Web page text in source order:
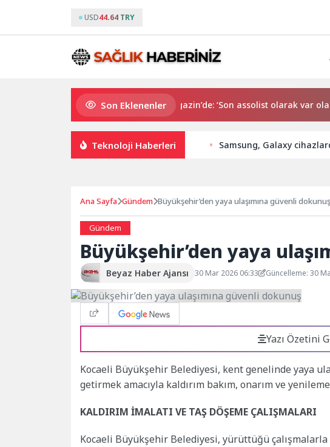
USD44.64 TRY
Son Eklenenler
Gözde Demirbilek, NR1 Magazin’de: ‘Son assolist olarak var
Teknoloji Haberleri Samsung, Galaxy
Ana Sayfa Gündem Büyükşehir’den yaya ulaşımına güvenli dokunuş
Gündem
Büyükşehir’den yaya
Beyaz Haber Ajansı 30 Mar 2026 06:33 Güncelleme: 30
Yazı Özetini
Kocaeli Büyükşehir Belediyesi, kent genelinde yaya
getirmek amacıyla kaldırım bakım, onarım ve
KALDIRIM İMALATI VE TAŞ DÖŞEME ÇALIŞMALARI
Kocaeli Büyükşehir Belediyesi, yürüttüğü